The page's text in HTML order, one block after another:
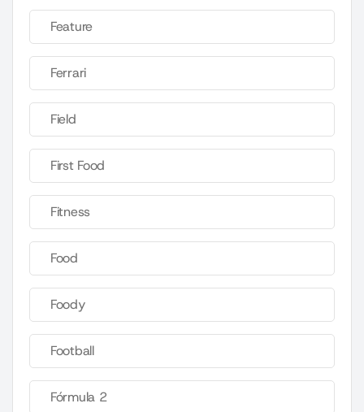
Feature
Ferrari
Field
First Food
Fitness
Food
Foody
Football
Fórmula 2